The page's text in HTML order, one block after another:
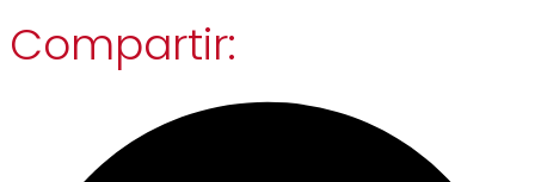
Compartir: